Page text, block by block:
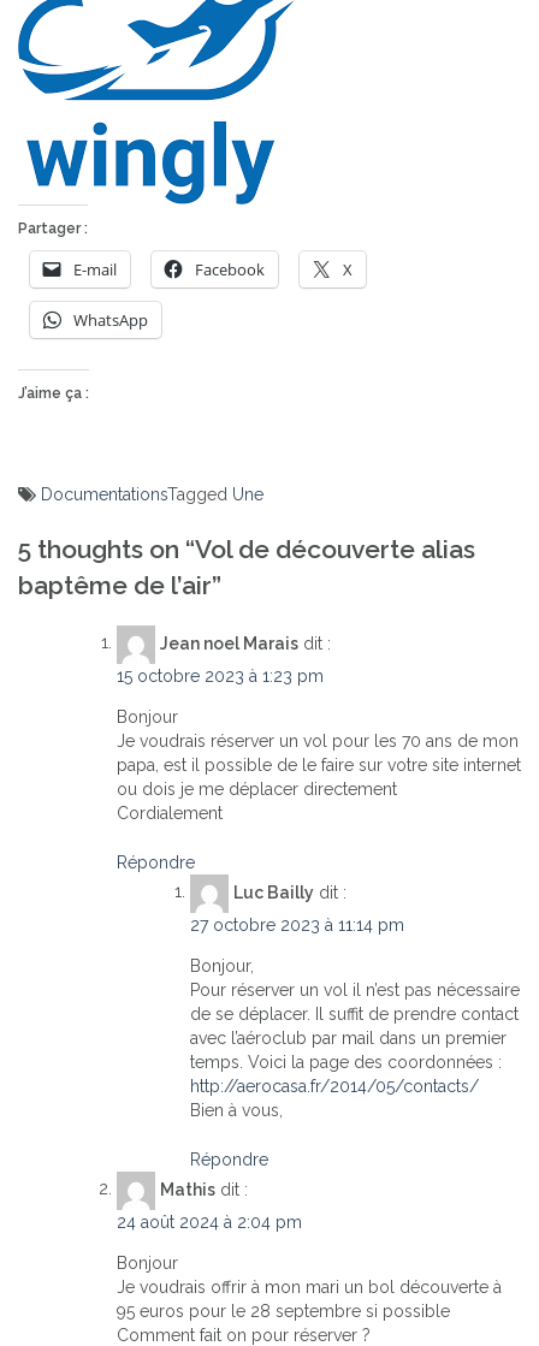
Partager :
E-mail Facebook X
WhatsApp
J’aime ça :
DocumentationsTagged Une
de
l’article
5 thoughts on “Vol de découverte alias
baptême de l’air”
Jean noel Marais dit :
15 octobre 2023 à 1:23 pm
Bonjour
Je voudrais réserver un vol pour les 70 ans de mon
papa, est il possible de le faire sur votre site internet
ou dois je me déplacer directement
Cordialement
Répondre
Luc Bailly dit :
27 octobre 2023 à 11:14 pm
Bonjour,
Pour réserver un vol il n’est pas nécessaire
de se déplacer. Il suffit de prendre contact
avec l’aéroclub par mail dans un premier
temps. Voici la page des coordonnées :
http://aerocasa.fr/2014/05/contacts/
Bien à vous,
Répondre
Mathis dit :
24 août 2024 à 2:04 pm
Bonjour
Je voudrais offrir à mon mari un bol découverte à
95 euros pour le 28 septembre si possible
Comment fait on pour réserver ?